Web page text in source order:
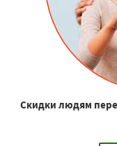
Скидки людям